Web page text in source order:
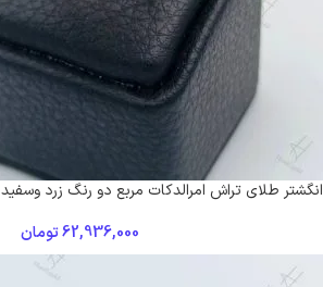
انگشتر طلای تراش امرالدکات مربع دو رنگ زرد و‌سفید
62,936,000تومان